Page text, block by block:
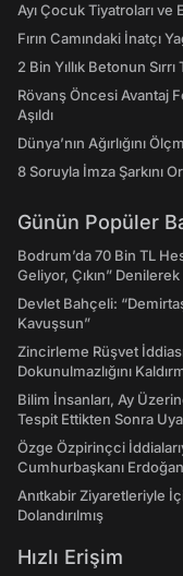
Ayı Çocuk Tiyatroları ve
Fırın Camındaki İnatçı
2 Bin Yıllık Betonun Sırrı
Rövanş Öncesi Avantaj
Aşıldı
Dünya’nın Ağırlığını
8 Soruyla İmza Şarkını
Günün Popüler
Bodrum’da 70 Bin TL
Geliyor, Çıkın”
Devlet Bahçeli:
Kavuşsun”
Zincirleme Rüşvet
Dokunulmazlığını
Bilim İnsanları, Ay
Tespit Ettikten Sonra
Özge Özpirinçci
Cumhurbaşkanı
Anıtkabir Ziyaretleriyle
Dolandırılmış
Hızlı Erişim